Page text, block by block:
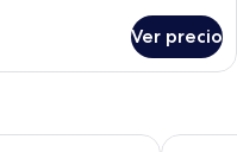
Ver precio
Hotel